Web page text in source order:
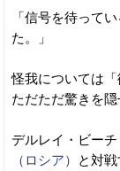
「信号を待って
た。」
怪我については
ただただ驚きを隠
デルレイ・ビー
（ロシア）
と対